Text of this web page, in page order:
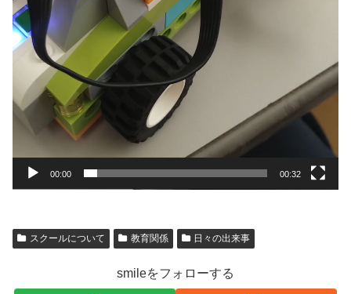
00:00 00:32
スクールについて 教育関係 日々の出来事
smileをフォローする